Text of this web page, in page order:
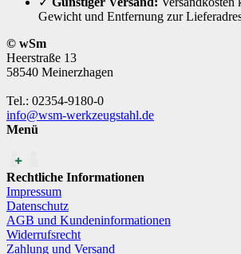
Gewicht und Entfernung zur
© wSm
Heerstraße 13
58540 Meinerzhagen
Tel.: 02354-9180-0
info@wsm-werkzeugstahl.de
Menü
Rechtliche Informationen
Impressum
Datenschutz
AGB und Kundeninformationen
Widerrufsrecht
Zahlung und Versand